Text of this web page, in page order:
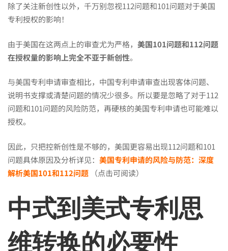
吗？
除了关注新创性以外，千万别忽视112问题和101问题对于美国
专利授权的影响！
由于美国在这两点上的审查尤为严格， 美国101问题和112问题
在授权量的影响上完全不亚于新创性。
与美国专利申请审查相比，中国专利申请审查出现客体问题、
说明书支撑或清楚问题的情况少很多。所以要是忽略了对于112
问题和101问题的风险防范，再硬核的美国专利申请也可能难以
授权。
因此，只把控新创性是不够的，美国更容易出现112问题和101
问题具体原因及分析详见： 美国专利申请的风险与防范：深度
解析美国101和112问题
（点击可阅读）
中式到美式专利思
维转换的必要性